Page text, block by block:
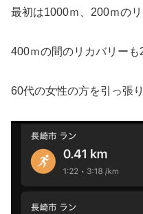
最初は1000ｍ、200ｍの
400ｍの間のリカバリーも
60代の女性の方を引っ張り